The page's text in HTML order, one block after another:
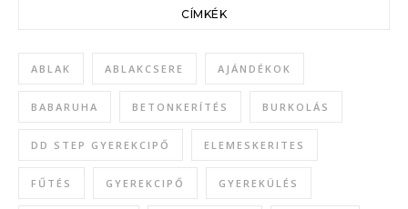
CÍMKÉK
ABLAK ABLAKCSERE AJÁNDÉKOK
BABARUHA BETONKERÍTÉS BURKOLÁS
DD STEP GYEREKCIPŐ ELEMESKERITES
FŰTÉS GYEREKCIPŐ GYEREKÜLÉS